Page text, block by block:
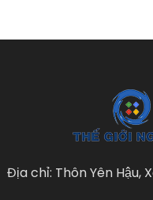
Địa chỉ: Thôn Yên Hậu,